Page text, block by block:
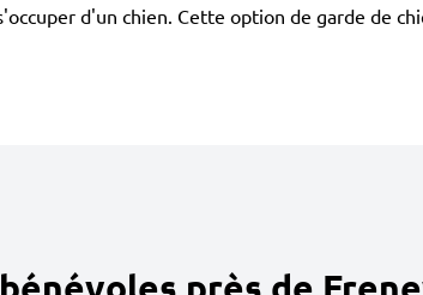
d'un chien. Cette option de garde de